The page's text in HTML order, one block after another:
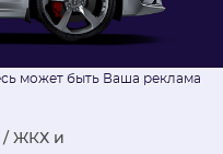
/ ЖКХ и